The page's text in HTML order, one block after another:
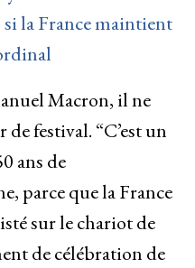
si la France maintient
Macron, il ne
de festival. “C’est un
ans de
parce que la France
sur le chariot de
de célébration de